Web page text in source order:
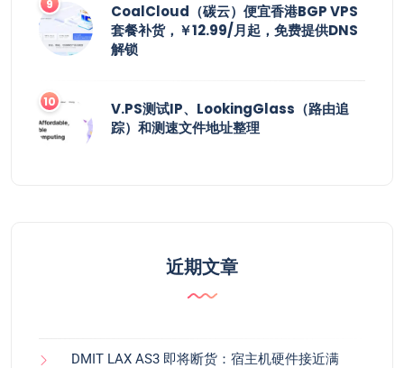
CoalCloud（碳云）便宜香港BGP VPS
套餐补货，￥12.99/月起，免费提供DNS
解锁
V.PS测试IP、LookingGlass（路由追
踪）和测速文件地址整理
近期文章
DMIT LAX AS3 即将断货：宿主机硬件接近满